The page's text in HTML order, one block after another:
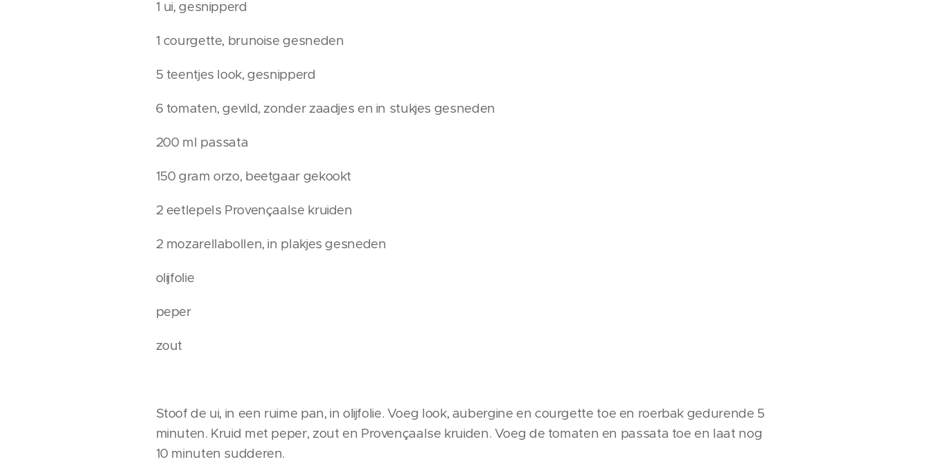
1 ui, gesnipperd
1 courgette, brunoise gesneden
5 teentjes look, gesnipperd
6 tomaten, gevild, zonder zaadjes en in stukjes gesneden
200 ml passata
150 gram orzo, beetgaar gekookt
2 eetlepels Provençaalse kruiden
2 mozarellabollen, in plakjes gesneden
olijfolie
peper
zout
Stoof de ui, in een ruime pan, in olijfolie. Voeg look, aubergine en courgette toe en roerbak gedurende 5
minuten. Kruid met peper, zout en Provençaalse kruiden. Voeg de tomaten en passata toe en laat nog
10 minuten sudderen.